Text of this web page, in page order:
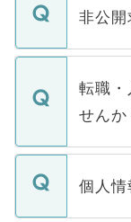
登録内
ます。
いただ
い。
非公開
マイナ
うち約
けない
下記の
ません。
■応募
関を公
転職・
せんか
転職・
ん。ま
個人情